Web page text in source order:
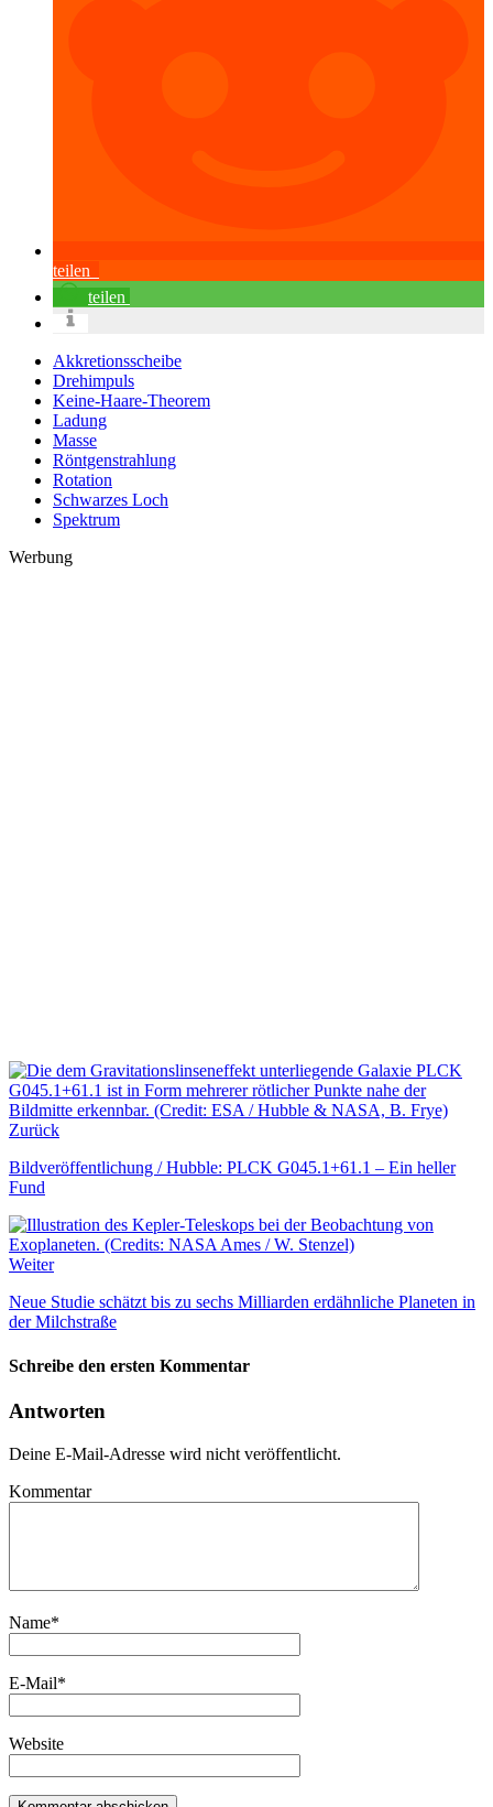
teilen
teilen
Akkretionsscheibe
Drehimpuls
Keine-Haare-Theorem
Ladung
Masse
Röntgenstrahlung
Rotation
Schwarzes Loch
Spektrum
Werbung
Zurück
Bildveröffentlichung / Hubble: PLCK G045.1+61.1 – Ein heller
Fund
Weiter
Neue Studie schätzt bis zu sechs Milliarden erdähnliche Planeten in
der Milchstraße
Schreibe den ersten Kommentar
Antworten
Deine E-Mail-Adresse wird nicht veröffentlicht.
Kommentar
Name*
E-Mail*
Website